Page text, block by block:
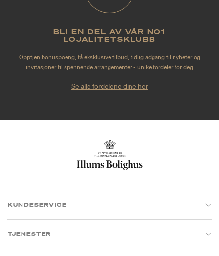
BLI EN DEL AV VÅR NO1
LOJALITETSKLUBB
Opptjen bonuspoeng, få eksklusive tilbud, tidlig adgang til nyheter og
invitasjoner til spennende arrangementer - unike fordeler for deg
Se alle fordelene dine her
KUNDESERVICE
TJENESTER